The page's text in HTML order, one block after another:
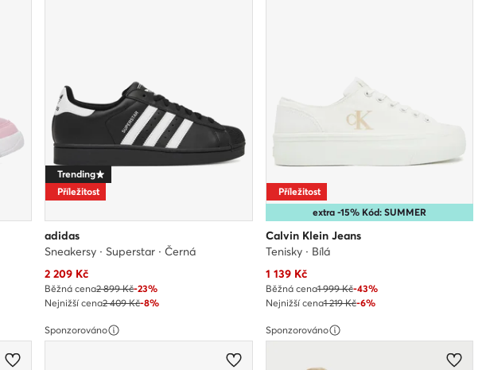
Trending
Příležitost
adidas
Sneakersy · Superstar · Černá
Aktuální cena
2 209 Kč
Běžná cena2 899 Kč-23%
Nejnižší cena2 409 Kč-8%
extra -15% Kód: SUMMER
Příležitost
Calvin Klein Jeans
Tenisky · Bílá
Aktuální cena
1 139Kč
Běžná cena1 999 Kč-43%
Nejnižší cena1 219 Kč-6%
Sponzorováno Sponzorováno